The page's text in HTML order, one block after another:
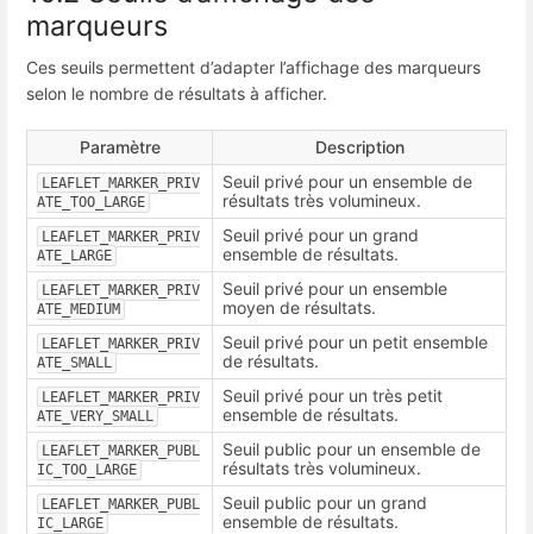
marqueurs
Ces seuils permettent d’adapter l’affichage des marqueurs
selon le nombre de résultats à afficher.
Paramètre Description
LEAFLET_MARKER_PRIV
ATE_TOO_LARGE
Seuil privé pour un ensemble de
résultats très volumineux.
LEAFLET_MARKER_PRIV
ATE_LARGE
Seuil privé pour un grand
ensemble de résultats.
LEAFLET_MARKER_PRIV
ATE_MEDIUM
Seuil privé pour un ensemble
moyen de résultats.
LEAFLET_MARKER_PRIV
ATE_SMALL
Seuil privé pour un petit ensemble
de résultats.
LEAFLET_MARKER_PRIV
ATE_VERY_SMALL
Seuil privé pour un très petit
ensemble de résultats.
LEAFLET_MARKER_PUBL
IC_TOO_LARGE
Seuil public pour un ensemble de
résultats très volumineux.
LEAFLET_MARKER_PUBL
IC_LARGE
Seuil public pour un grand
ensemble de résultats.